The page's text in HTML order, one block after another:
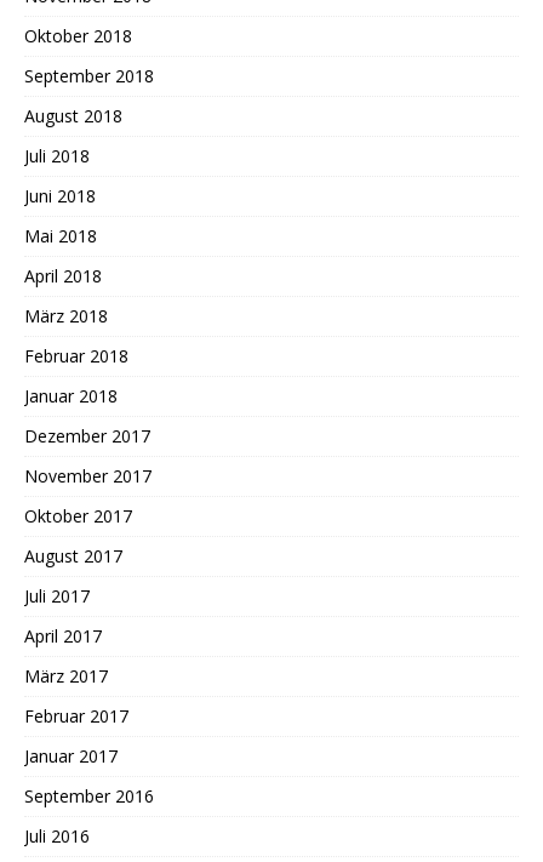
Oktober 2018
September 2018
August 2018
Juli 2018
Juni 2018
Mai 2018
April 2018
März 2018
Februar 2018
Januar 2018
Dezember 2017
November 2017
Oktober 2017
August 2017
Juli 2017
April 2017
März 2017
Februar 2017
Januar 2017
September 2016
Juli 2016